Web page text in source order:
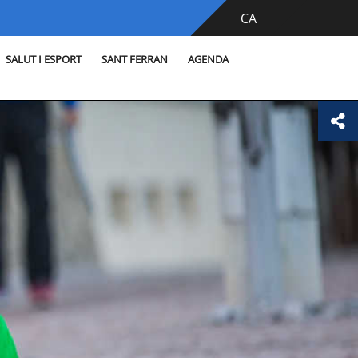
CA
SALUT I ESPORT SANT FERRAN AGENDA